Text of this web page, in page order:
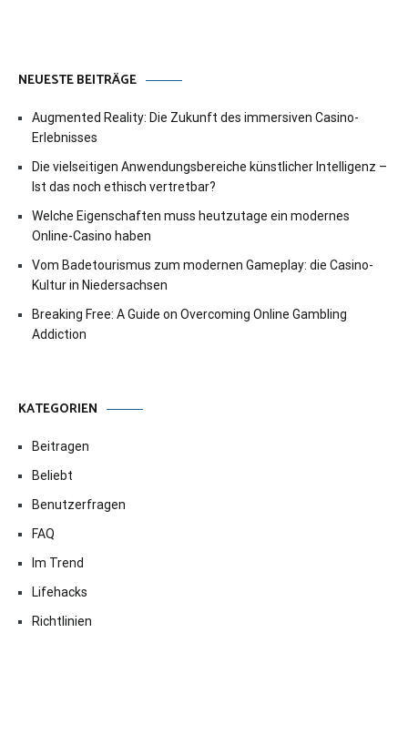
NEUESTE BEITRÄGE
Augmented Reality: Die Zukunft des immersiven Casino-
Erlebnisses
Die vielseitigen Anwendungsbereiche künstlicher Intelligenz –
Ist das noch ethisch vertretbar?
Welche Eigenschaften muss heutzutage ein modernes
Online-Casino haben
Vom Badetourismus zum modernen Gameplay: die Casino-
Kultur in Niedersachsen
Breaking Free: A Guide on Overcoming Online Gambling
Addiction
KATEGORIEN
Beitragen
Beliebt
Benutzerfragen
FAQ
Im Trend
Lifehacks
Richtlinien